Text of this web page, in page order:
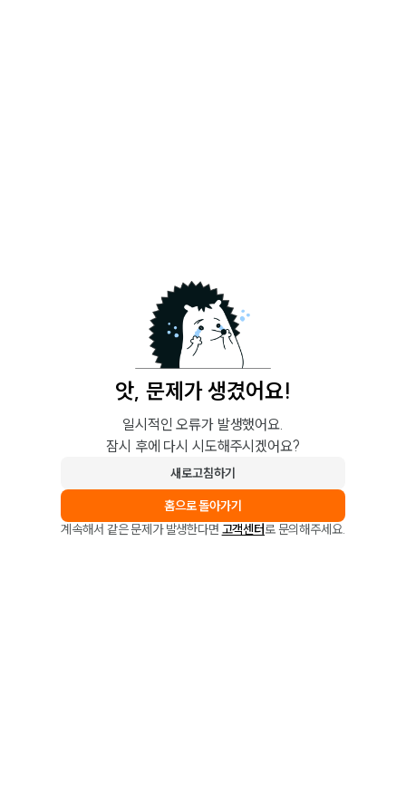
앗, 문제가 생겼어요!
일시적인 오류가 발생했어요.
잠시 후에 다시 시도해주시겠어요?
새로고침하기
홈으로 돌아가기
계속해서 같은 문제가 발생한다면 고객센터로 문의해주세요.